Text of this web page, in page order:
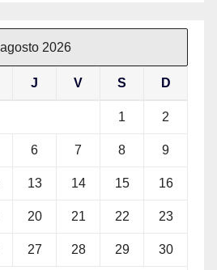
agosto 2026
J V S D
1 2
6 7 8 9
13 14 15 16
20 21 22 23
27 28 29 30